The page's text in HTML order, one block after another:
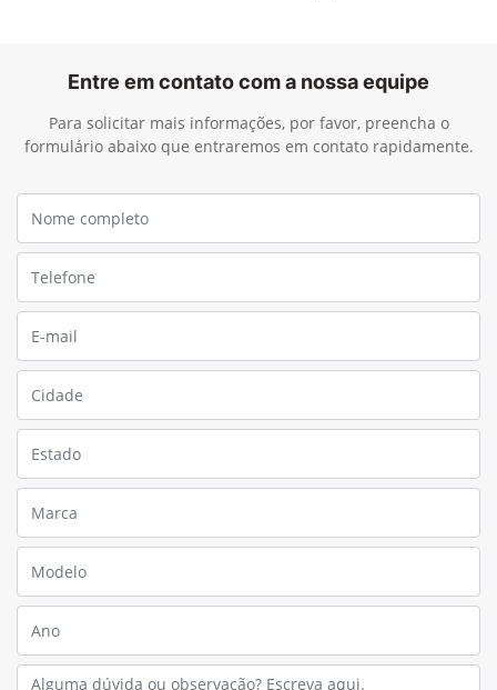
Entre em contato com a nossa equipe
Para solicitar mais informações, por favor, preencha o
formulário abaixo que entraremos em contato rapidamente.